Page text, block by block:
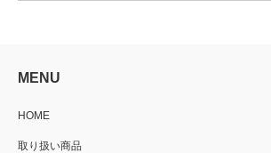
MENU
HOME
取り扱い商品